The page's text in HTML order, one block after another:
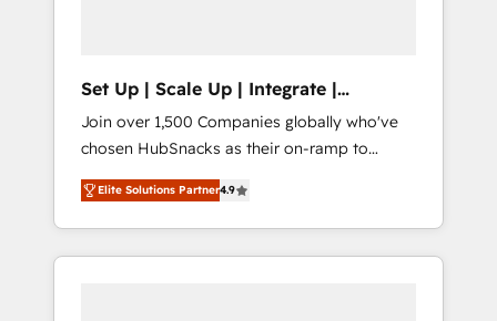
Set Up | Scale Up | Integrate |
HubSnacks FlexPlan
Join over 1,500 Companies globally who've
chosen HubSnacks as their on-ramp to
HubSpot since 2014 Simple pay-as-you-go
plans that accelerate value... 1️⃣ Set Up |
Onboarding New or Check-fixing existing
HubSpot portals 2️⃣ Scale Up | 100% HubSpot
Elite Solutions Partner4.9